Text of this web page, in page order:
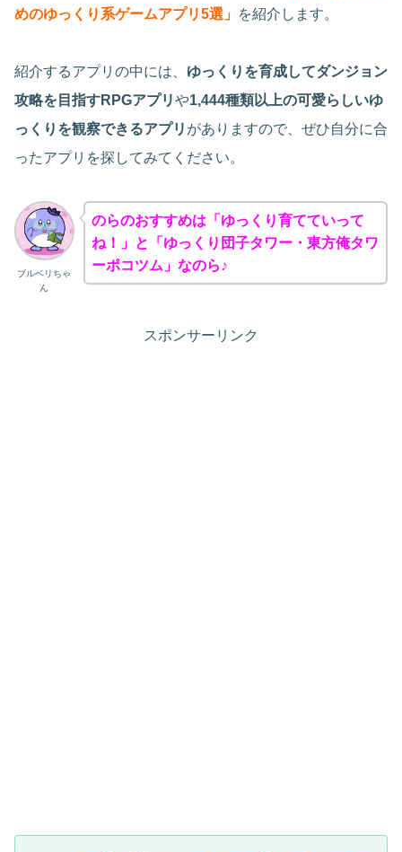
めのゆっくり系ゲームアプリ5選」 を紹介します。
紹介するアプリの中には、 ゆっくりを育成してダンジョン
攻略を目指すRPGアプリや1,444種類以上の可愛らしいゆ
っくりを観察できるアプリ がありますので、ぜひ自分に合
ったアプリを探してみてください。
ブルベリちゃ
ん
のらのおすすめは「ゆっくり育てていって
ね！」と「ゆっくり団子タワー・東方俺タワ
ーポコツム」なのら♪
スポンサーリンク